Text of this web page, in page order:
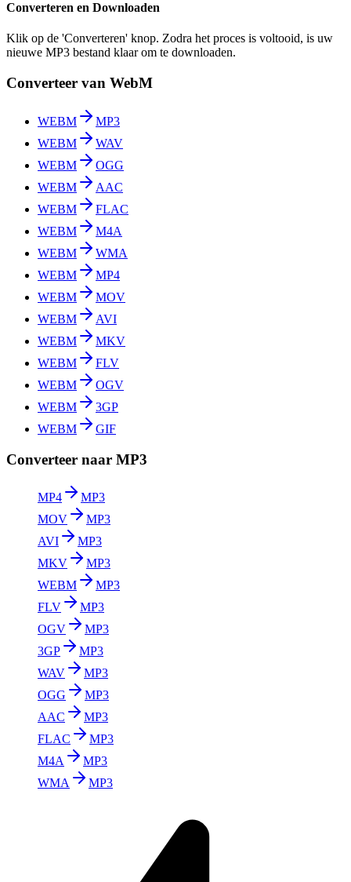
Converteren en Downloaden
Klik op de 'Converteren' knop. Zodra het proces is voltooid, is uw
nieuwe MP3 bestand klaar om te downloaden.
Converteer van WebM
WEBM
MP3
WEBM
WAV
WEBM
OGG
WEBM
AAC
WEBM
FLAC
WEBM
M4A
WEBM
WMA
WEBM
MP4
WEBM
MOV
WEBM
AVI
WEBM
MKV
WEBM
FLV
WEBM
OGV
WEBM
3GP
WEBM
GIF
Converteer naar MP3
MP4
MP3
MOV
MP3
AVI
MP3
MKV
MP3
WEBM
MP3
FLV
MP3
OGV
MP3
3GP
MP3
WAV
MP3
OGG
MP3
AAC
MP3
FLAC
MP3
M4A
MP3
WMA
MP3